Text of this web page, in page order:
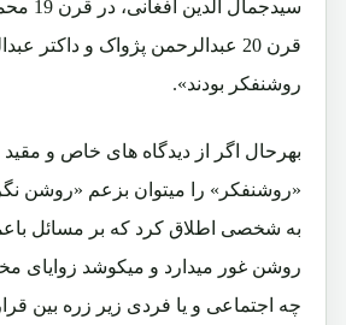
سیدجمال
قرن 20 عبدالرحمن پژواک و داکتر
روشنفکر بودند».
بهرحال اگر از دیدگاه های خاص و مقید
«روشنفکر» را میتوان بزعم «روشن
به شخصی اطلاق کرد که بر مسائل
روشن غور میدارد و میکوشد زوایای
چه اجتماعی و یا فردی زیر زره بین